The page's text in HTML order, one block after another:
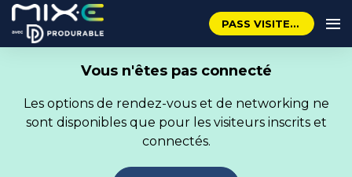
PASS VISITEUR GRATUIT
Vous n'êtes pas connecté
Les options de rendez-vous et de networking ne
sont disponibles que pour les visiteurs inscrits et
connectés.